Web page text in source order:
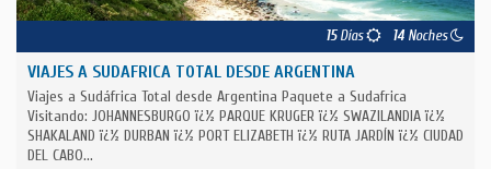
15Días 14 Noches
VIAJES A SUDAFRICA TOTAL DESDE ARGENTINA
Viajes a Sudáfrica Total desde Argentina Paquete a Sudafrica
Visitando: JOHANNESBURGO ï¿½ PARQUE KRUGER ï¿½ SWAZILANDIA ï¿½
SHAKALAND ï¿½ DURBAN ï¿½ PORT ELIZABETH ï¿½ RUTA JARDÍN ï¿½ CIUDAD
DEL CABO...